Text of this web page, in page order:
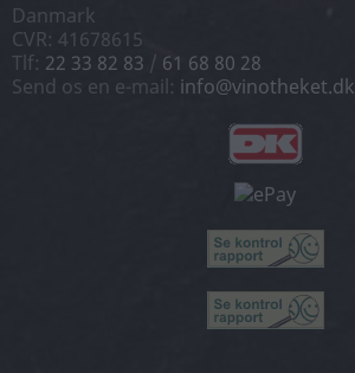
Danmark
CVR: 41678615
Tlf: 22 33 82 83 / 61 68 80 28
Send os en e-mail: info@vinotheket.dk